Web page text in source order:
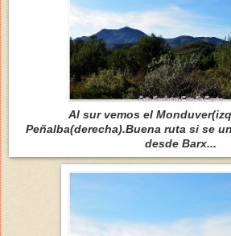
Al sur vemos el
Peñalba(derecha).Buena ruta si se
desde Barx...